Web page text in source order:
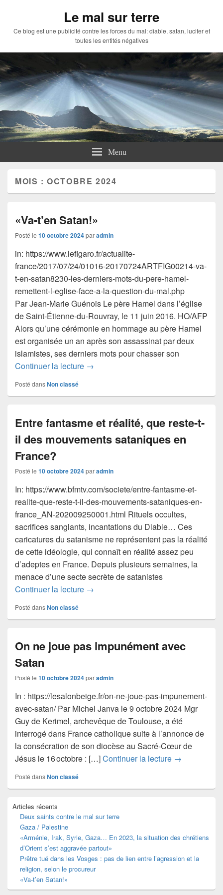
Le mal sur terre
Ce blog est une publicité contre les forces du mal: diable, satan, lucifer et
toutes les entités négatives
Menu
MOIS :OCTOBRE 2024
«Va-t’en Satan!»
Posté le 10 octobre 2024paradmin
in: https://www.lefigaro.fr/actualite-
france/2017/07/24/01016-20170724ARTFIG00214-va-
t-en-satan8230-les-derniers-mots-du-pere-hamel-
remettent-l-eglise-face-a-la-question-du-mal.php
Par Jean-Marie Guénois Le père Hamel dans l’église
de Saint-Étienne-du-Rouvray, le 11 juin 2016. HO/AFP
Alors qu’une cérémonie en hommage au père Hamel
est organisée un an après son assassinat par deux
islamistes, ses derniers mots pour chasser son
Continuer la lecture «Va-t’en Satan!»
→
Posté dansNon classé
Entre fantasme et réalité, que reste-t-
il des mouvements sataniques en
France?
Posté le 10 octobre 2024paradmin
In: https://www.bfmtv.com/societe/entre-fantasme-et-
realite-que-reste-t-il-des-mouvements-sataniques-en-
france_AN-202009250001.html Rituels occultes,
sacrifices sanglants, incantations du Diable… Ces
caricatures du satanisme ne représentent pas la réalité
de cette idéologie, qui connaît en réalité assez peu
d’adeptes en France. Depuis plusieurs semaines, la
menace d’une secte secrète de satanistes
Continuer la lecture Entre fantasme et réalité, que reste-t-
→
Posté dansNon classé
On ne joue pas impunément avec
Satan
Posté le 10 octobre 2024paradmin
In : https://lesalonbeige.fr/on-ne-joue-pas-impunement-
avec-satan/ Par Michel Janva le 9 octobre 2024 Mgr
Guy de Kerimel, archevêque de Toulouse, a été
interrogé dans France catholique suite à l’annonce de
la consécration de son diocèse au Sacré-Cœur de
Jésus le 16 octobre : […]Continuer la lecture On ne joue
→
Posté dansNon classé
principale
widget
barre
latérale
Articles récents
Deux saints contre le mal sur terre
Gaza / Palestine
«Arménie, Irak, Syrie, Gaza… En 2023, la situation des chrétiens
d’Orient s’est aggravée partout»
Prêtre tué dans les Vosges : pas de lien entre l’agression et la
religion, selon le procureur
«Va-t’en Satan!»